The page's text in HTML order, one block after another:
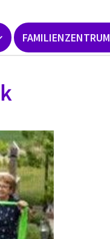
FAMILIENZENTRUM